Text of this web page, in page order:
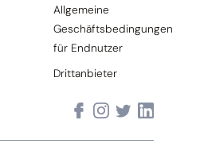
Allgemeine
Geschäftsbedingungen
für Endnutzer
Drittanbieter